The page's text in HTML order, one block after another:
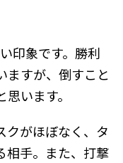
印象です。勝利
ますが、倒すこと
います。
クがほぼなく、タ
相手。また、打撃